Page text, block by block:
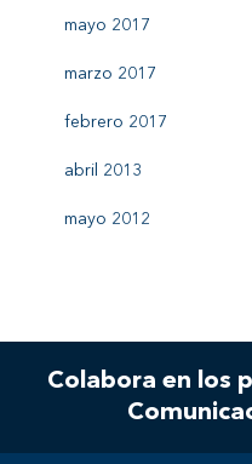
mayo 2017
marzo 2017
febrero 2017
abril 2013
mayo 2012
Colabora en los